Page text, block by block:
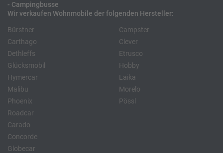
- Campingbusse
Wir verkaufen Wohnmobile der folgenden Hersteller:
Bürstner
Carthago
Dethleffs
Glücksmobil
Hymercar
Malibu
Phoenix
Roadcar
Campster
Clever
Etrusco
Hobby
Laika
Morelo
Pössl
Carado
Concorde
Globecar